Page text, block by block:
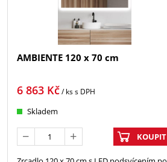
AMBIENTE 120 x 70 cm
6 863Kč/ kss DPH
Skladem
KOUPIT